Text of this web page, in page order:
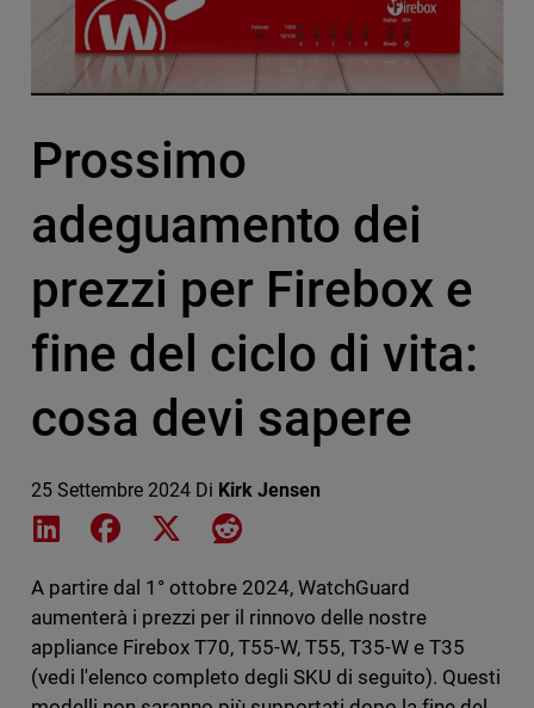
Prossimo
adeguamento dei
prezzi per Firebox e
fine del ciclo di vita:
cosa devi sapere
25 Settembre 2024 Di Kirk Jensen
Share on LinkedIn
Share on Facebook
Share on XShare on Reddit
A partire dal 1° ottobre 2024, WatchGuard
aumenterà i prezzi per il rinnovo delle nostre
appliance Firebox T70, T55-W, T55, T35-W e T35
(vedi l'elenco completo degli SKU di seguito). Questi